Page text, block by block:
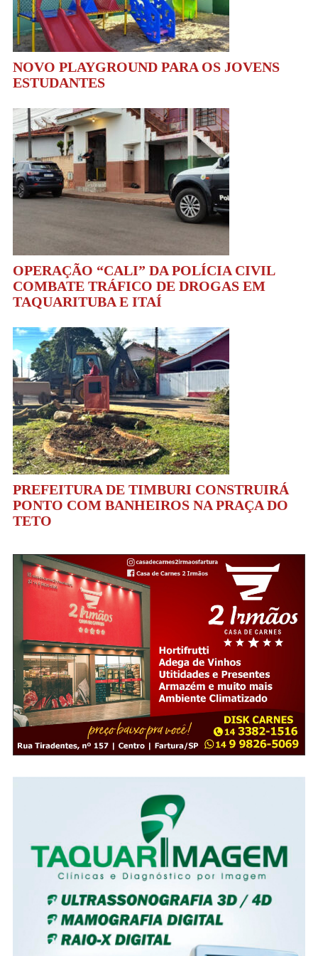
NOVO PLAYGROUND PARA OS JOVENS
ESTUDANTES
OPERAÇÃO “CALI” DA POLÍCIA CIVIL
COMBATE TRÁFICO DE DROGAS EM
TAQUARITUBA E ITAÍ
PREFEITURA DE TIMBURI CONSTRUIRÁ
PONTO COM BANHEIROS NA PRAÇA DO
TETO